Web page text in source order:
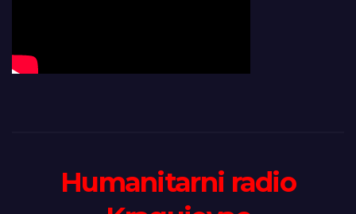
Humanitarni radio